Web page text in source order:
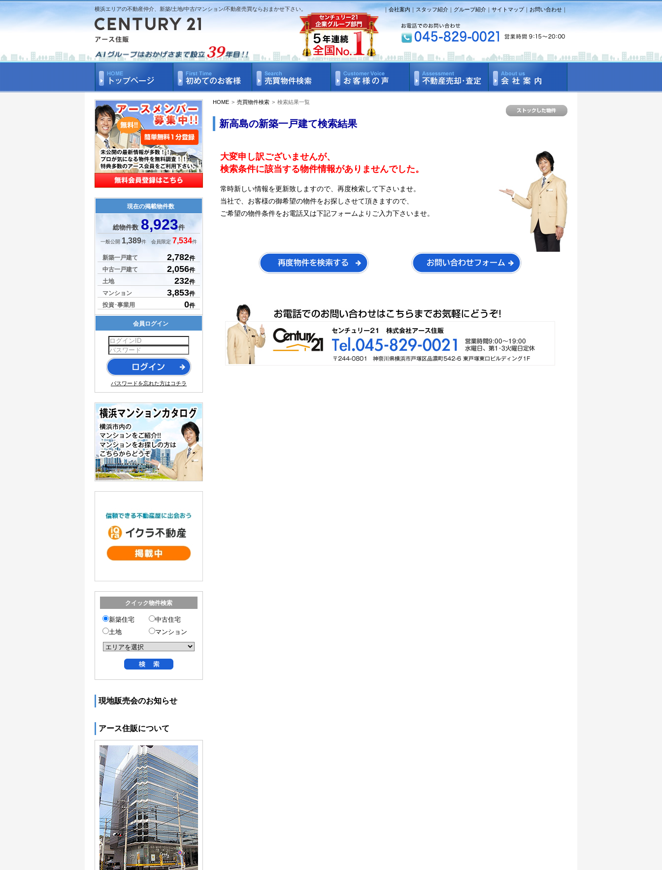
横浜エリアの不動産仲介、新築/土地/中古/マンション/不動産売買ならおまかせ下さい。 ｜会社案内 ｜スタッフ紹介 ｜ グループ紹介 ｜ サイトマップ｜ お問い合わせ ｜
HOME > 売買物件検索 > 検索結果一覧
新高島の新築一戸建て検索結果
大変申し訳ございませんが、
検索条件に該当する物件情報がありませんでした。
常時新しい情報を更新致しますので、再度検索して下さいませ。
当社で、お客様の御希望の物件をお探しさせて頂きますので、
ご希望の物件条件をお電話又は下記フォームよりご入力下さいませ。
現在の掲載物件数
総物件数 8,923件
一般公開 1,389件 会員限定 7,534件
新築一戸建て 2,782件
中古一戸建て
2,056件
土地
232件
マンション
3,853件
投資･事業用
0件
会員ログイン
パスワードを忘れた方はコチラ
クイック物件検索
新築住宅
中古住宅
土地
マンション
現地販売会のお知らせ
アース住販について